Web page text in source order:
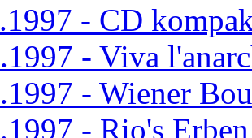
- CD
- Viva
- Wiener
- Rio's Erben